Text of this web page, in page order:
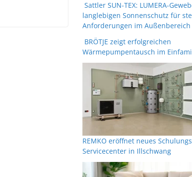
Sattler SUN-TEX: LUMERA-
langlebigen Sonnenschutz für
Anforderungen im Außenbereich
BRÖTJE zeigt erfolgreichen
Wärmepumpentausch im
REMKO eröffnet neues
Servicecenter in Illschwang